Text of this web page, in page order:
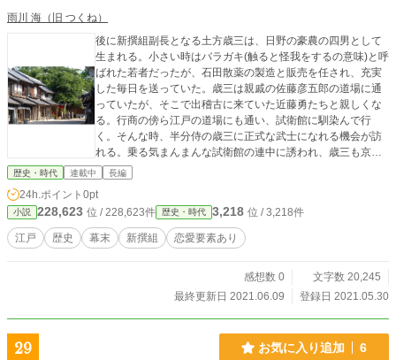
雨川 海（旧 つくね）
後に新撰組副長となる土方歳三は、日野の豪農の四男として
生まれる。小さい時はバラガキ(触ると怪我をするの意味)と呼
ばれた若者だったが、石田散薬の製造と販売を任され、充実
した毎日を送っていた。歳三は親戚の佐藤彦五郎の道場に通
っていたが、そこで出稽古に来ていた近藤勇たちと親しくな
る。行商の傍ら江戸の道場にも通い、試衛館に馴染んで行
く。そんな時、半分侍の歳三に正式な武士になれる機会が訪
れる。乗る気まんまんな試衛館の連中に誘われ、歳三も京都
へ向かう事になってしまう。幕末騒乱の中、剣に生きる男た
容は全てフィクションです。
歴史・時代 連載中 長編
24h.ポイント 0pt
小説 228,623 位 / 228,623件 歴史・時代 3,218 位 / 3,218件
江戸 歴史 幕末 新撰組 恋愛要素あり
感想数 0
文字数 20,245
最終更新日 2021.06.09
登録日 2021.05.30
29 お気に入り追加 6